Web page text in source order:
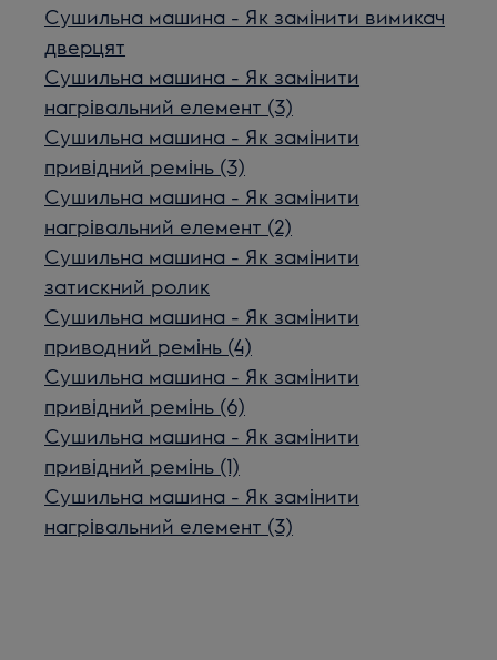
Сушильна машина - Як замінити вимикач
дверцят
Сушильна машина - Як замінити
нагрівальний елемент (3)
Сушильна машина - Як замінити
привідний ремінь (3)
Сушильна машина - Як замінити
нагрівальний елемент (2)
Сушильна машина - Як замінити
затискний ролик
Сушильна машина - Як замінити
приводний ремінь (4)
Сушильна машина - Як замінити
привідний ремінь (6)
Сушильна машина - Як замінити
привідний ремінь (1)
Сушильна машина - Як замінити
нагрівальний елемент (3)